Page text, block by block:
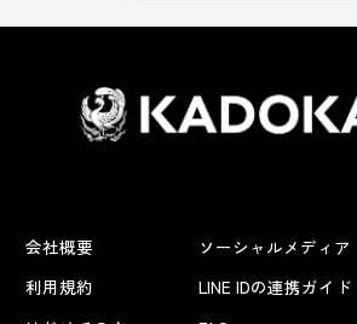
会社概要
利用規約
ソーシャルメディア
LINE IDの連携ガイド